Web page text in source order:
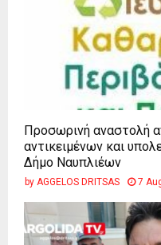
Προσωρινή αναστολή
αντικειμένων και
Δήμο Ναυπλιέων
by AGGELOS DRITSAS 7